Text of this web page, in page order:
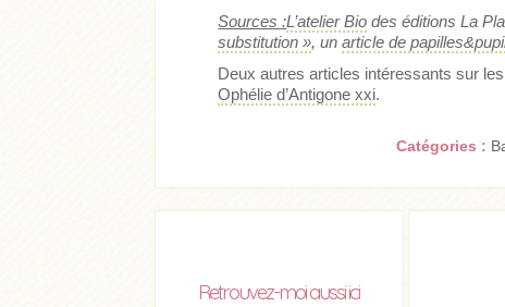
Sources :L’atelier Bio des éditions La
substitution », unarticle de
Deux autres articles intéressants sur
Ophélie d’Antigone xxi.
Catégories :
Retrouvez-moi aussi ici